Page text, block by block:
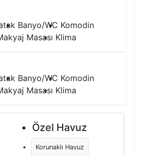
Banyo/WC Komodin
Masası Klima
Banyo/WC Komodin
Masası Klima
Özel Havuz
Korunaklı Havuz